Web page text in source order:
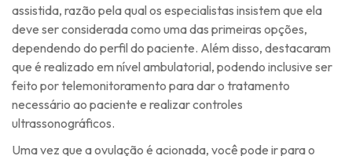
assistida, razão pela qual os especialistas insistem que ela
deve ser considerada como uma das primeiras opções,
dependendo do perfil do paciente. Além disso, destacaram
que é realizado em nível ambulatorial, podendo inclusive ser
feito por telemonitoramento para dar o tratamento
necessário ao paciente e realizar controles
ultrassonográficos.
Uma vez que a ovulação é acionada, você pode ir para o